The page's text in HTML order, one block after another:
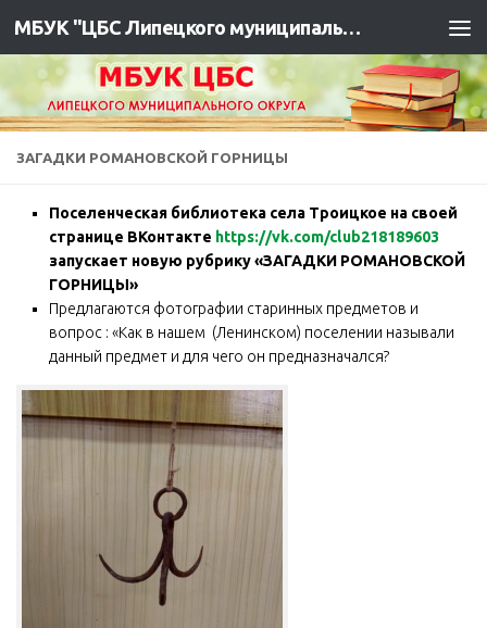
МБУК "ЦБС Липецкого муниципального района"
ЗАГАДКИ РОМАНОВСКОЙ ГОРНИЦЫ
Поселенческая библиотека села Троицкое на своей
странице ВКонтакте https://vk.com/club218189603
запускает новую рубрику «ЗАГАДКИ РОМАНОВСКОЙ
ГОРНИЦЫ»
Предлагаются фотографии старинных предметов и
вопрос : «Как в нашем (Ленинском) поселении называли
данный предмет и для чего он предназначался?